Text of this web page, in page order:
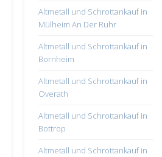
Altmetall und Schrottankauf in
Mülheim An Der Ruhr
Altmetall und Schrottankauf in
Bornheim
Altmetall und Schrottankauf in
Overath
Altmetall und Schrottankauf in
Bottrop
Altmetall und Schrottankauf in